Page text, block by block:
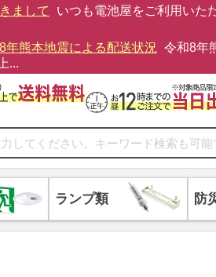
まして
いつも電池屋をご利用いた
年熊本地震による配送状況 令和8年
...
ランプ類 防